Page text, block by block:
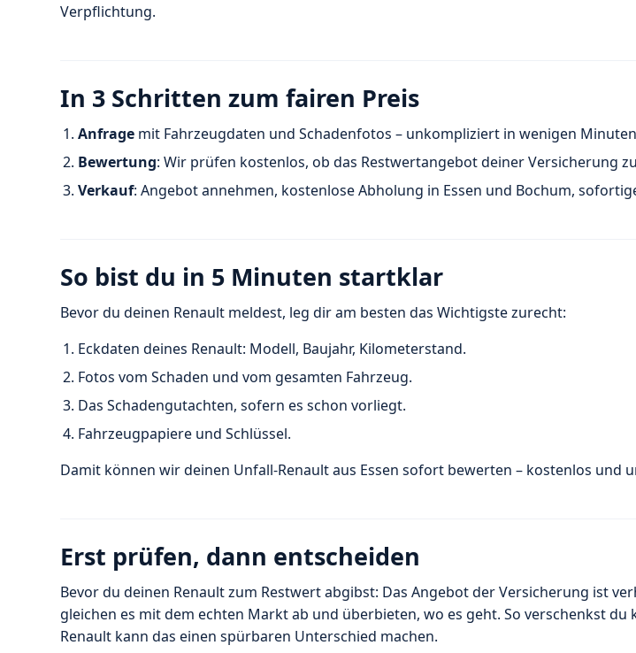
Verpflichtung.
In 3 Schritten zum fairen Preis
Anfrage mit Fahrzeugdaten und Schadenfotos – unkompliziert in wenigen
Bewertung: Wir prüfen kostenlos, ob das Restwertangebot deiner Versicherung
Verkauf: Angebot annehmen, kostenlose Abholung in Essen und Bochum,
So bist du in 5 Minuten startklar
Bevor du deinen Renault meldest, leg dir am besten das Wichtigste zurecht:
Eckdaten deines Renault: Modell, Baujahr, Kilometerstand.
Fotos vom Schaden und vom gesamten Fahrzeug.
Das Schadengutachten, sofern es schon vorliegt.
Fahrzeugpapiere und Schlüssel.
Damit können wir deinen Unfall-Renault aus Essen sofort bewerten – kostenlos und
Erst prüfen, dann entscheiden
Bevor du deinen Renault zum Restwert abgibst: Das Angebot der Versicherung ist
gleichen es mit dem echten Markt ab und überbieten, wo es geht. So verschenkst
Renault kann das einen spürbaren Unterschied machen.